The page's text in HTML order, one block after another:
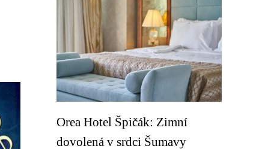
Orea Hotel Špičák: Zimní
dovolená v srdci Šumavy